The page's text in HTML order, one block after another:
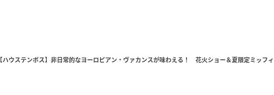
【ハウステンボス】非日常的なヨーロピアン・ヴァカンスが味わえる！ 花火ショー＆夏限定ミッフ